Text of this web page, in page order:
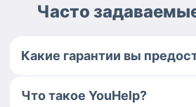
Часто
Какие гарантии вы
Что такое YouHelp?